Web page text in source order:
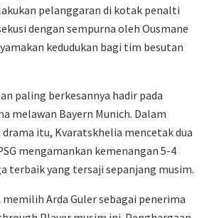
pelanggaran di kotak penalti
dengan sempurna oleh Ousmane
kedudukan bagi tim besutan
paling berkesannya hadir pada
melawan Bayern Munich. Dalam
itu, Kvaratskhelia mencetak dua
mengamankan kemenangan 5-4
terbaik yang tersaji sepanjang musim.
memilih Arda Guler sebagai penerima